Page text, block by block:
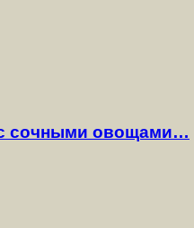
с сочными овощами…